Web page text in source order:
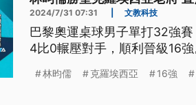
2024/7/31 07:31 文教科技
巴黎奧運桌球男子單打32強
4比0輾壓對手，順利晉級16強
林昀儒 克羅埃西亞 16強